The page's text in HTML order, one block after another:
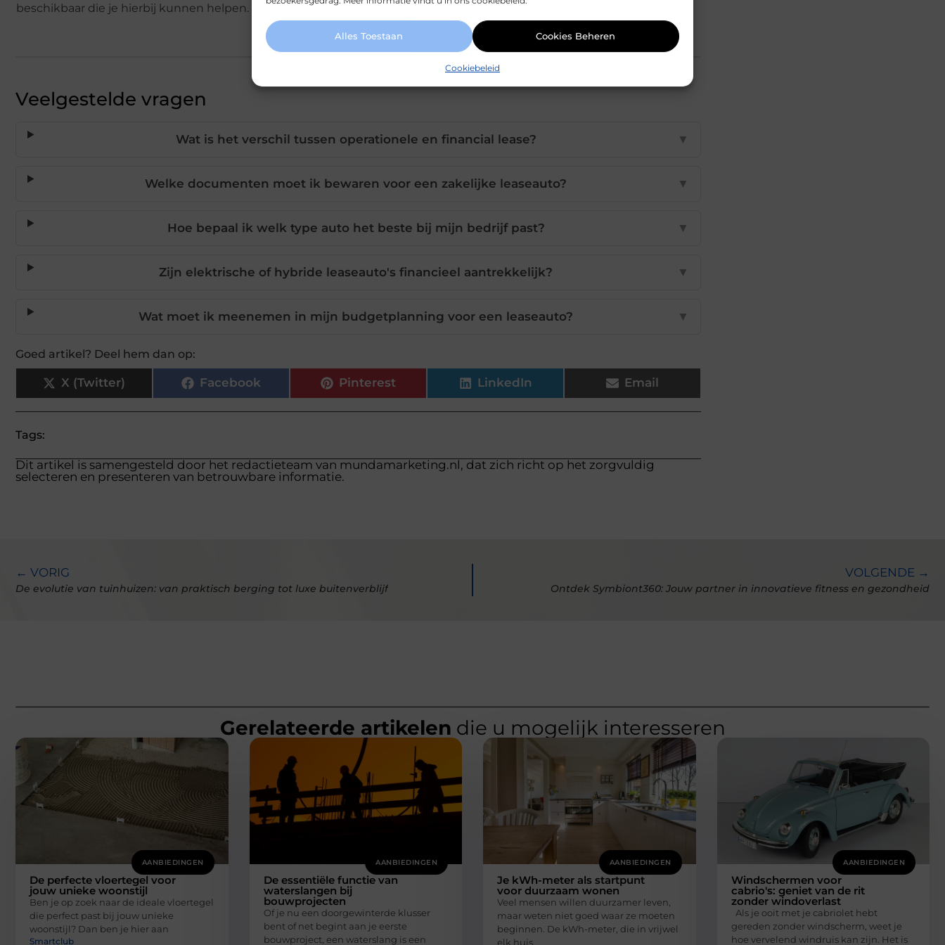
Alles Toestaan Cookies Beheren
Cookiebeleid
beschikbaar die je hierbij kunnen helpen.
Veelgestelde vragen
Wat is het verschil tussen operationele en financial lease? ▼
Welke documenten moet ik bewaren voor een zakelijke leaseauto? ▼
Hoe bepaal ik welk type auto het beste bij mijn bedrijf past? ▼
Zijn elektrische of hybride leaseauto's financieel aantrekkelijk? ▼
Wat moet ik meenemen in mijn budgetplanning voor een leaseauto? ▼
Goed artikel? Deel hem dan op:
X (Twitter) Facebook Pinterest LinkedIn Email
Tags:
Dit artikel is samengesteld door het redactieteam van mundamarketing.nl, dat zich richt op het zorgvuldig
selecteren en presenteren van betrouwbare informatie.
← VORIG
De evolutie van tuinhuizen: van praktisch berging tot luxe buitenverblijf
VOLGENDE →
Ontdek Symbiont360: Jouw partner in innovatieve fitness en gezondheid
Gerelateerde artikelen die u mogelijk interesseren
AANBIEDINGEN
De perfecte vloertegel voor
jouw unieke woonstijl
Ben je op zoek naar de ideale vloertegel
die perfect past bij jouw unieke
woonstijl? Dan ben je hier aan
Smartclub
AANBIEDINGEN
De essentiële functie van
waterslangen bij
bouwprojecten
Of je nu een doorgewinterde klusser
bent of net begint aan je eerste
bouwproject, een waterslang is een
AANBIEDINGEN
Je kWh-meter als startpunt
voor duurzaam wonen
Veel mensen willen duurzamer leven,
maar weten niet goed waar ze moeten
beginnen. De kWh-meter, die in vrijwel
elk huis
AANBIEDINGEN
Windschermen voor
cabrio's: geniet van de rit
zonder windoverlast
Als je ooit met je cabriolet hebt
gereden zonder windscherm, weet je
hoe vervelend windruis kan zijn. Het is